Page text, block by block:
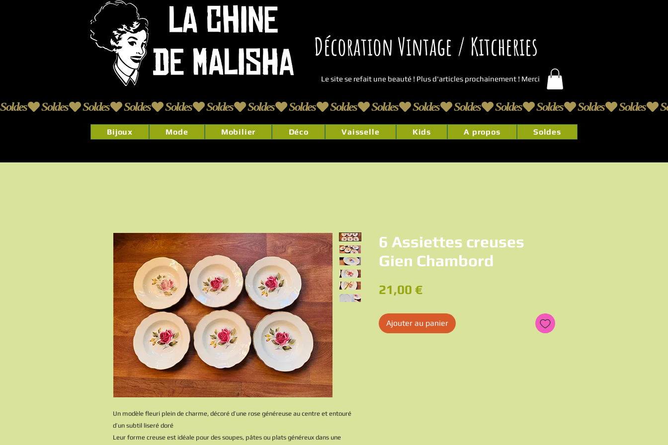
Décoration Vintage / Kitcheries
Le site se refait une beauté ! Plus d'articles prochainement ! Merci
Soldes
Bijoux Mode Mobilier Déco Vaisselle Kids A propos Soldes
Un modèle fleuri plein de charme, décoré d’une rose généreuse au centre et entouré
d’un subtil liseré doré
Leur forme creuse est idéale pour des soupes, pâtes ou plats généreux dans une
6 Assiettes creuses
Gien Chambord
21,00 €Prix
Ajouter au panier